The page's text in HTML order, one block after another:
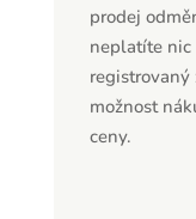
prodej
neplatíte nic
registrovaný
možnost
ceny.